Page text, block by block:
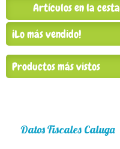
Artículos en la cesta
¡Lo más vendido!
Productos más vistos
Datos Fiscales Caluga